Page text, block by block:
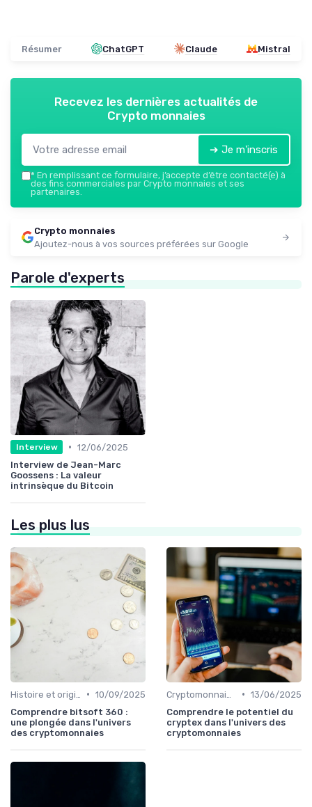
Résumer ChatGPT Claude Mistral
Recevez les dernières actualités de
Crypto monnaies
➔ Je m'inscris
* En remplissant ce formulaire, j’accepte d’être contacté(e) à
des fins commerciales par Crypto monnaies et ses
partenaires.
Crypto monnaies
Ajoutez-nous à vos sources préférées sur Google
Parole d'experts
Interview • 12/06/2025
Interview de Jean-Marc
Goossens : La valeur
intrinsèque du Bitcoin
Les plus lus
• 10/09/2025
Comprendre bitsoft 360 :
une plongée dans l'univers
des cryptomonnaies
• 13/06/2025
Comprendre le potentiel du
cryptex dans l'univers des
cryptomonnaies